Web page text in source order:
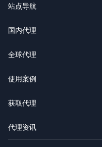
站点导航
国内代理
全球代理
使用案例
获取代理
代理资讯